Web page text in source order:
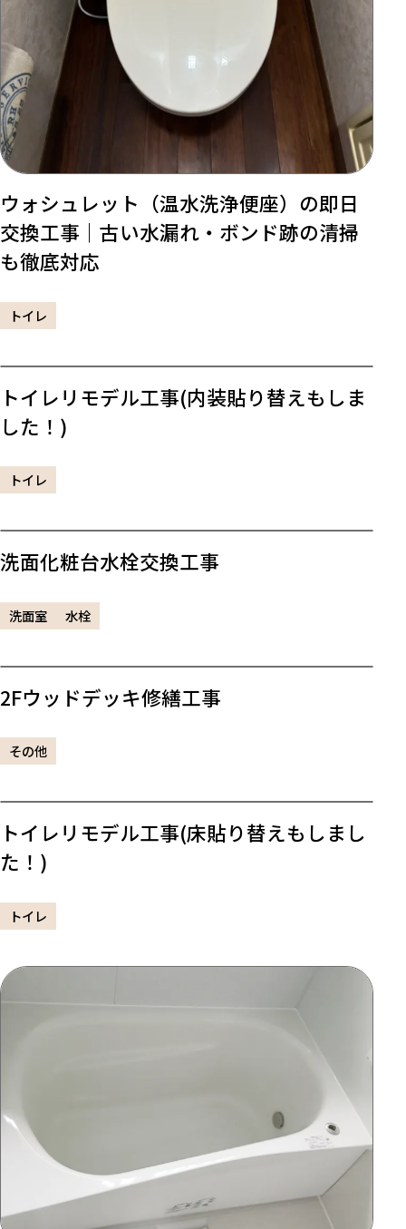
ウォシュレット（温水洗浄便座）の即日
交換工事｜古い水漏れ・ボンド跡の清掃
も徹底対応
トイレ
トイレリモデル工事(内装貼り替えもしま
した！)
トイレ
洗面化粧台水栓交換工事
洗面室 水栓
2Fウッドデッキ修繕工事
その他
トイレリモデル工事(床貼り替えもしまし
た！)
トイレ